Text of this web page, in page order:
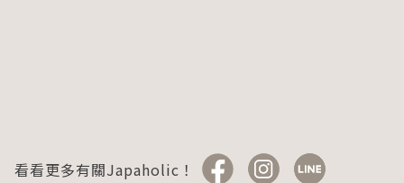
看看更多有關Japaholic！